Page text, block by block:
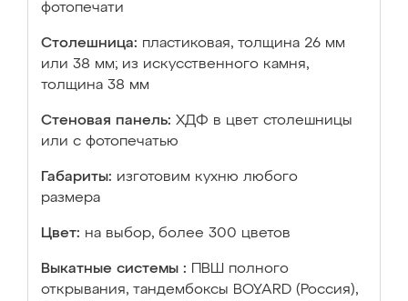
фотопечати
Столешница: пластиковая, толщина 26 мм
или 38 мм; из искусственного камня,
толщина 38 мм
Стеновая панель: ХДФ в цвет столешницы
или с фотопечатью
Габариты: изготовим кухню любого
размера
Цвет: на выбор, более 300 цветов
Выкатные системы :
ПВШ полного
открывания, тандембоксы BOYARD (Россия),